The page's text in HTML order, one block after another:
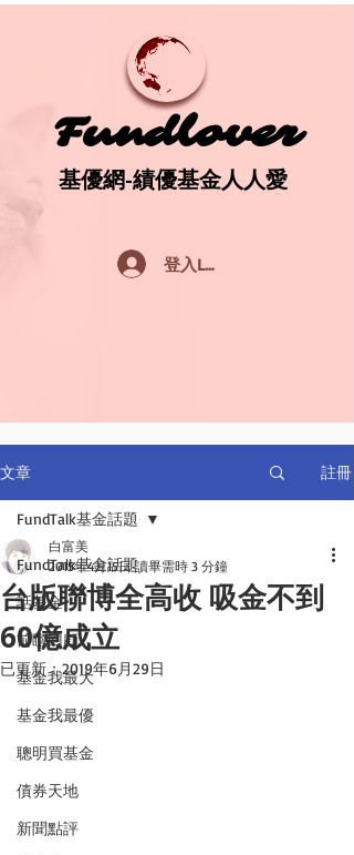
Fundlover
Fundlover
基優網-績優基金人人愛
基優網-績優基金人人愛
登入Log In
文章 註冊
FundTalk基金話題
話基金
前瞻回顧
基金我最大
基金我最優
聰明買基金
債券天地
新聞點評
FundTalk基金話題
台版聯博全高收 吸金不到
60億成立
白富美
2015年4月15日 讀畢需時 3 分鐘
已更新：2019年6月29日